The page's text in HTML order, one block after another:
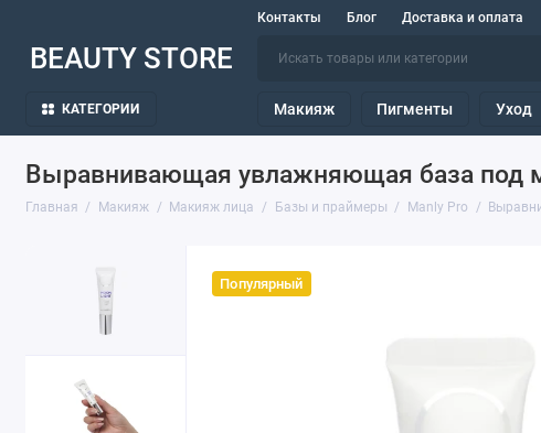
Контакты Блог Доставка и оплата
BEAUTY STORE
КАТЕГОРИИ Макияж Пигменты Уход
Выравнивающая увлажняющая база под
Главная Макияж Макияж лица Базы и праймеры Manly Pro
Популярный